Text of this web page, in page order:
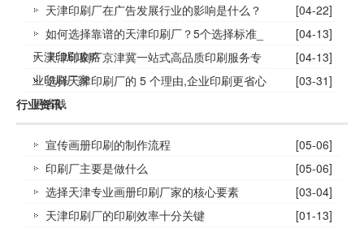
天津印刷厂在广告发展行业的影响是什么？
[04-22]
如何选择靠谱的天津印刷厂？5个选择标准_
天津印刷攻略
[04-13]
天津印刷厂京津冀一站式高品质印刷服务专
业印刷厂家
[04-13]
选择天津印刷厂的 5 个理由,企业印刷更省心
更省钱
[03-31]
行业资讯
宣传画册印刷的制作流程
[05-06]
印刷厂主要是做什么
[05-06]
选择天津专业画册印刷厂家的核心要素
[03-04]
天津印刷厂的印刷效率十分关键
[01-13]